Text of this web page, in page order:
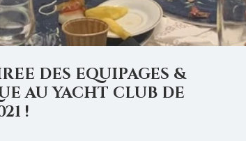
DES EQUIPAGES &
AU YACHT CLUB DE
!